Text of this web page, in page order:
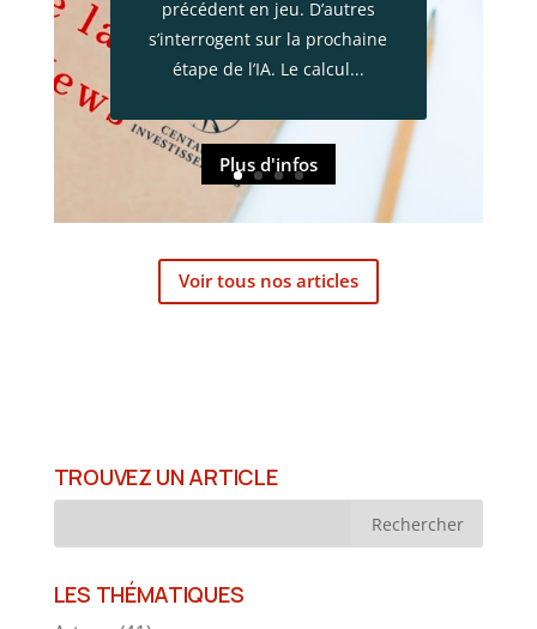
précédent en jeu. D’autres
s’interrogent sur la prochaine
étape de l’IA. Le calcul...
Plus d'infos
économique majeur. Plus de
13 000 entreprises ont vu leur
220 000 habitants ont été
évacués et...
Voir tous nos articles
TROUVEZ UN ARTICLE
LES THÉMATIQUES